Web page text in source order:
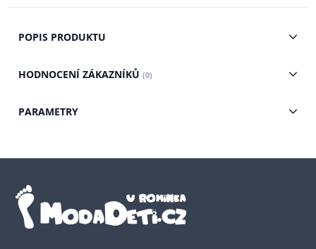
POPIS PRODUKTU
HODNOCENÍ ZÁKAZNÍKŮ (0)
PARAMETRY